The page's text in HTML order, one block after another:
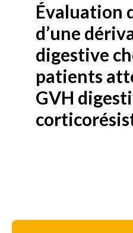
Évaluation
d’une
digestive
patients
GVH